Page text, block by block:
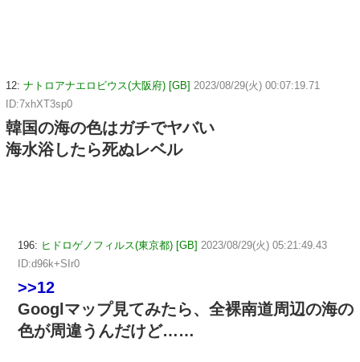
12: ナトロアナエロビウス(大阪府) [GB] 2023/08/29(火) 00:07:19.71
ID:7xhXT3sp0
韓国の海の色はガチでヤバい
海水浴したら死ぬレベル
196: ヒドロゲノフィルス(東京都) [GB] 2023/08/29(火) 05:21:49.43
ID:d96k+SIr0
>>12
Googlマップ見てみたら、全裸南道周辺の海の
色が周違うんだけど……